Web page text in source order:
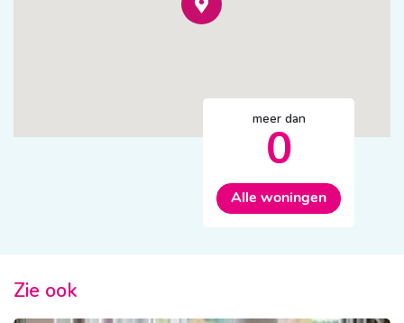
meer dan
0
Alle woningen
Zie ook